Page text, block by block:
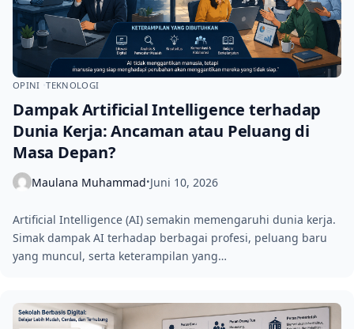
OPINI TEKNOLOGI
Dampak Artificial Intelligence terhadap
Dunia Kerja: Ancaman atau Peluang di
Masa Depan?
Maulana Muhammad•Juni 10, 2026
Artificial Intelligence (AI) semakin memengaruhi dunia kerja.
Simak dampak AI terhadap berbagai profesi, peluang baru
yang muncul, serta keterampilan yang…